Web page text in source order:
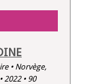
• Norvège,
2022 • 90